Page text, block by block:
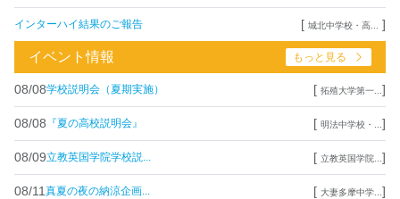
インターハイ結果のご報告 [ 城北中学校・高... ]
イベント情報 もっと見る
08/08学校説明会（夏期実施） [ 拓殖大学第一... ]
08/08 『夏の高校説明会』 [ 明法中学校・... ]
08/09立教英国学院学校説... [ 立教英国学院... ]
08/11 真夏の夜の納涼企画... [ 大妻多摩中学... ]